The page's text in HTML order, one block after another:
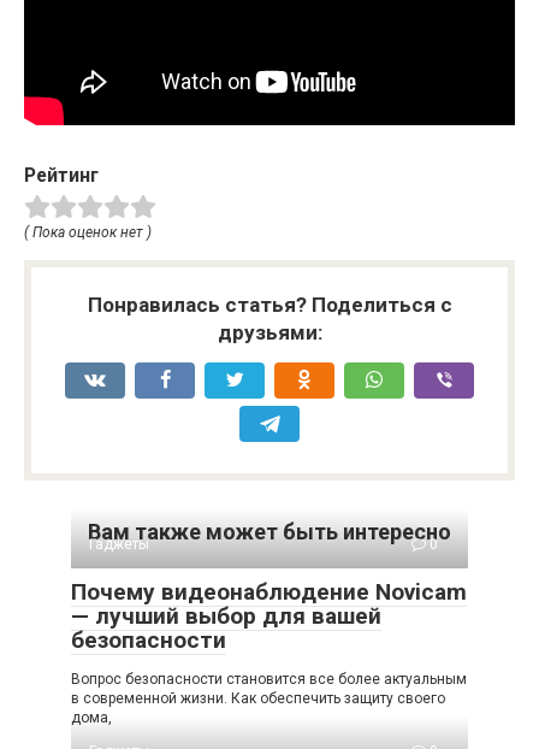
Рейтинг
( Пока оценок нет )
Понравилась статья? Поделиться с
друзьями:
Вам также может быть интересно
Гаджеты 0
Почему видеонаблюдение Novicam
— лучший выбор для вашей
безопасности
Вопрос безопасности становится все более актуальным
в современной жизни. Как обеспечить защиту своего
дома,